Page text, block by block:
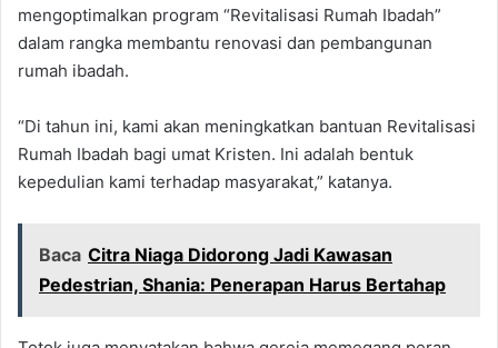
mengoptimalkan program “Revitalisasi Rumah Ibadah”
dalam rangka membantu renovasi dan pembangunan
rumah ibadah.
“Di tahun ini, kami akan meningkatkan bantuan Revitalisasi
Rumah Ibadah bagi umat Kristen. Ini adalah bentuk
kepedulian kami terhadap masyarakat,” katanya.
Baca Citra Niaga Didorong Jadi Kawasan
Pedestrian, Shania: Penerapan Harus Bertahap